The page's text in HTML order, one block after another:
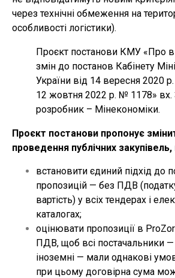
через технічні обмеження на
особливості логістики).
Проєкт постанови КМУ «Про
змін до постанов Кабінету
України від 14 вересня 2020
12 жовтня 2022 р. № 1178» вх.
розробник – Мінекономіки.
Проєкт постанови пропонує
проведення публічних
встановити єдиний підхід до
пропозицій — без ПДВ
вартість) у всіх тендерах і
каталогах;
оцінювати пропозиції в
ПДВ, щоб всі постачальники — і
іноземні — мали однакові
при цьому договірна сума